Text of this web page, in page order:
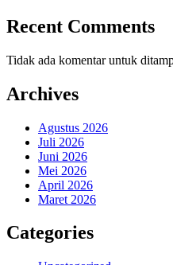
Recent Comments
Tidak ada komentar untuk
Archives
Agustus 2026
Juli 2026
Juni 2026
Mei 2026
April 2026
Maret 2026
Categories